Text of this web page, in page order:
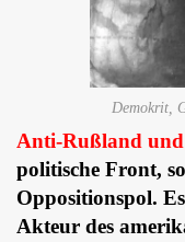
Demokrit,
Anti-Rußland und
politische Front,
Oppositionspol.
Akteur des